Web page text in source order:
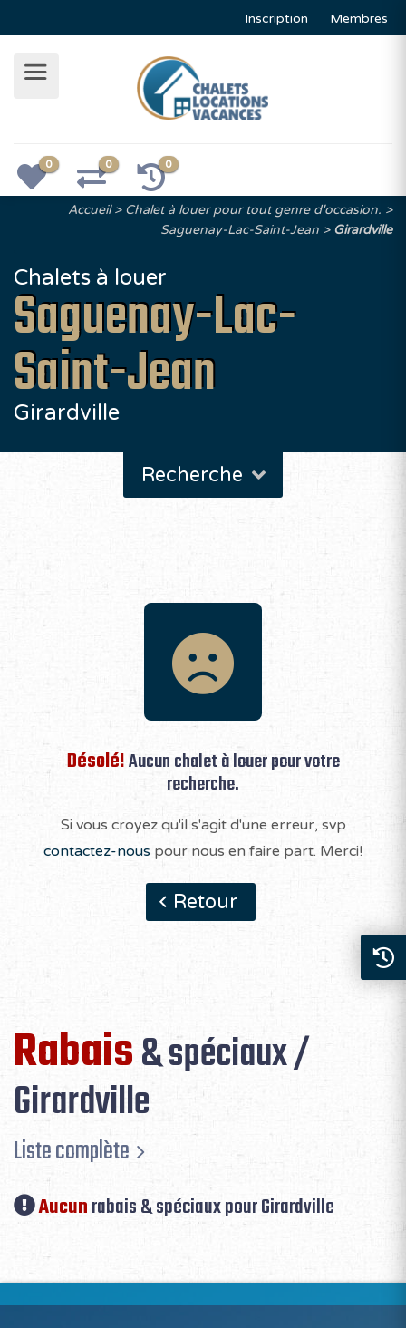
Inscription Membres
0 0 0
Accueil
Chalet à louer pour tout genre d'occasion.
Saguenay-Lac-Saint-Jean
Girardville
Chalets à louer
Saguenay-Lac-
Saint-Jean
Girardville
Recherche
Désolé!Aucun chalet à louer pour votre
recherche.
Si vous croyez qu'il s'agit d'une erreur, svp
contactez-nous pour nous en faire part. Merci!
Retour
Rabais& spéciaux /
Girardville
Liste complète
Aucunrabais & spéciaux pour Girardville